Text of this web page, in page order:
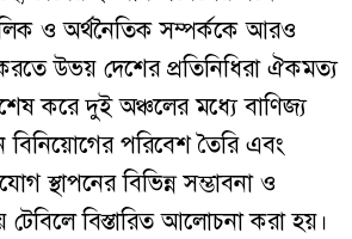
ও অর্থনৈতিক সম্পর্ককে আরও
উভয় দেশের প্রতিনিধিরা ঐকমত্য
করে দুই অঞ্চলের মধ্যে বাণিজ্য
পরিবেশ তৈরি এবং
স্থাপনের বিভিন্ন সম্ভাবনা ও
বিস্তারিত আলোচনা করা হয়।